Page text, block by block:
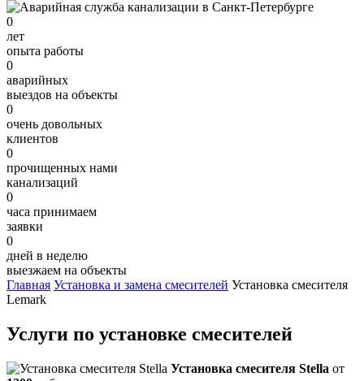
0
лет
опыта работы
0
аварийных
выездов на объекты
0
очень довольных
клиентов
0
прочищенных нами
канализаций
0
часа принимаем
заявки
0
дней в неделю
выезжаем на объекты
Главная Установка и замена смесителей Установка смесителя
Lemark
Услуги по установке смесителей
Установка смесителя Stella от